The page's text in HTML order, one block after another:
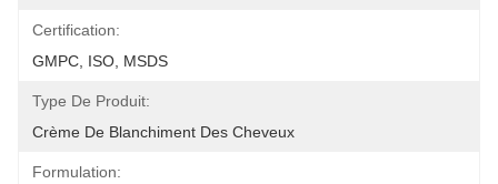
Certification:
GMPC, ISO, MSDS
Type De Produit:
Crème De Blanchiment Des Cheveux
Formulation: